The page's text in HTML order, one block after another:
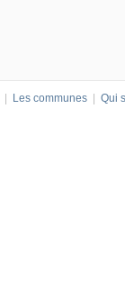
| Les communes | Qui